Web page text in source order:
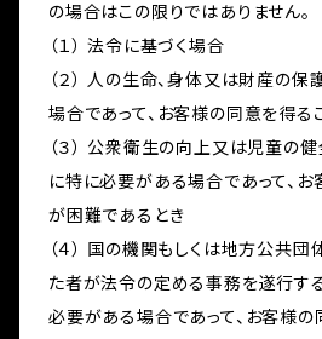
の場合はこの限りではありません。
（１） 法令に基づく場合
（２） 人の生命、身体又は財産の
場合であって、お客様の同意を得る
（３） 公衆衛生の向上又は児童の
に特に必要がある場合であって、
が困難であるとき
（４） 国の機関もしくは地方公共
た者が法令の定める事務を遂行す
必要がある場合であって、お客様の